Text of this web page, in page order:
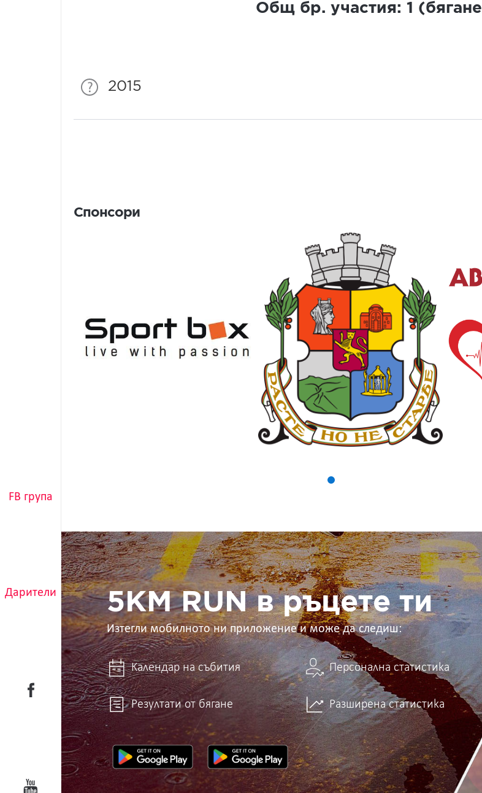
FB група
Дарители
Общ бр. участия: 1 (бягане
2015
Спонсори
5KM
RUN
в
ръцете
ти
5KM RUN в ръцете ти
Изтегли мобилното ни приложение и може да следиш:
Календар на събития Персонална статистика
Резултати от бягане Разширена статистика